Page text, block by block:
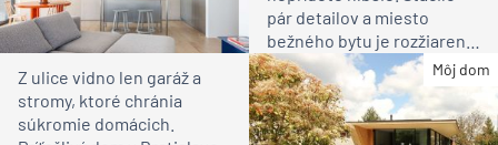
pár detailov a miesto
bežného bytu je rozžiarené
bývanie pre rodinu
Môj dom
Z ulice vidno len garáž a
stromy, ktoré chránia
súkromie domácich.